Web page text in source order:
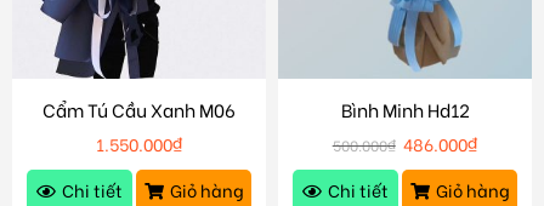
Cẩm Tú Cầu Xanh M06
1.550.000₫
Chi tiết
Giỏ hàng
Bình Minh Hd12
500.000₫ 486.000₫
Chi tiết
Giỏ hàng